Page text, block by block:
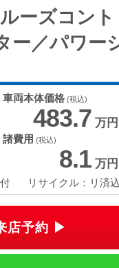
ーズコント
ー／パワー
車両本体価格 (税込)
483.7 万円
諸費用 (税込)
8.1 万円
リサイクル：リ済込
店予約 ▶